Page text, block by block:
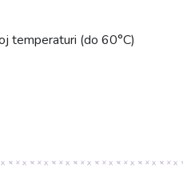
temperaturi (do 60°C)